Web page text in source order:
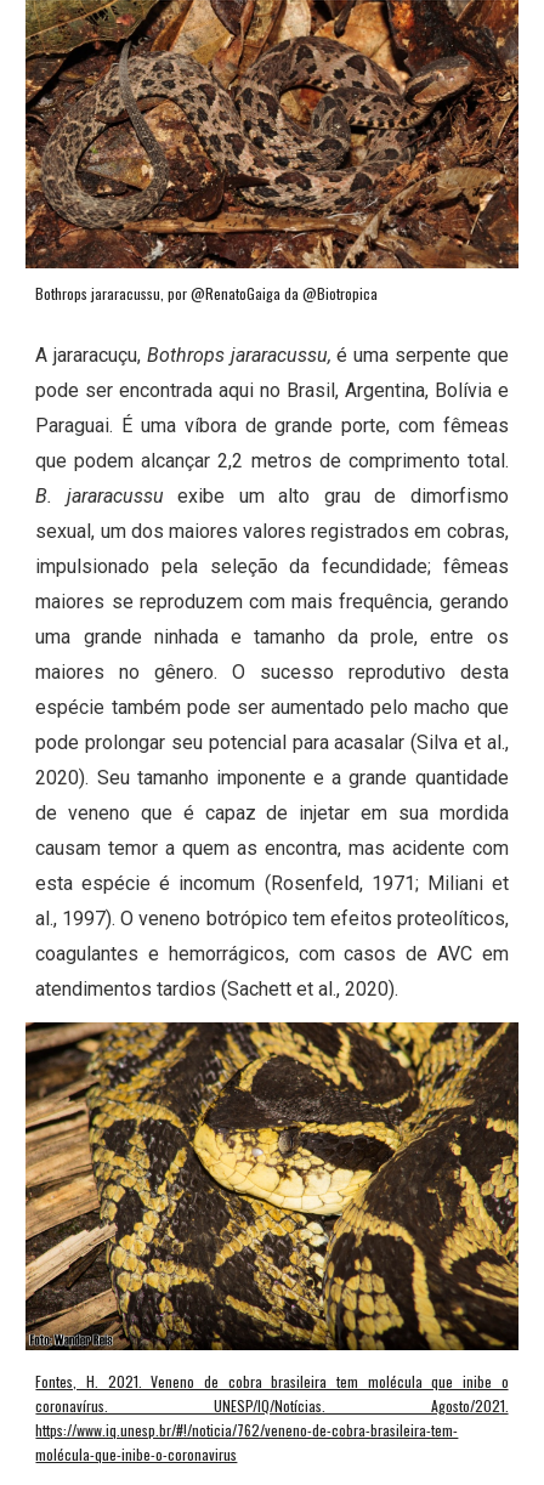
Bothrops jararacussu, por @RenatoGaiga da @Biotropica
A jararacuçu, Bothrops jararacussu, é uma serpente que
pode ser encontrada aqui no Brasil, Argentina, Bolívia e
Paraguai. É uma víbora de grande porte, com fêmeas
que podem alcançar 2,2 metros de comprimento total.
B. jararacussu exibe um alto grau de dimorfismo
sexual, um dos maiores valores registrados em cobras,
impulsionado pela seleção da fecundidade; fêmeas
maiores se reproduzem com mais frequência, gerando
uma grande ninhada e tamanho da prole, entre os
maiores no gênero. O sucesso reprodutivo desta
espécie também pode ser aumentado pelo macho que
pode prolongar seu potencial para acasalar (Silva et al.,
2020). Seu tamanho imponente e a grande quantidade
de veneno que é capaz de injetar em sua mordida
causam temor a quem as encontra, mas acidente com
esta espécie é incomum (Rosenfeld, 1971; Miliani et
al., 1997). O veneno botrópico tem efeitos proteolíticos,
coagulantes e hemorrágicos, com casos de AVC em
atendimentos tardios (Sachett et al., 2020).
Fontes, H. 2021. Veneno de cobra brasileira tem molécula que inibe o
coronavírus. UNESP/IQ/Notícias. Agosto/2021.
https://www.iq.unesp.br/#!/noticia/762/veneno-de-cobra-brasileira-tem-
molécula-que-inibe-o-coronavirus